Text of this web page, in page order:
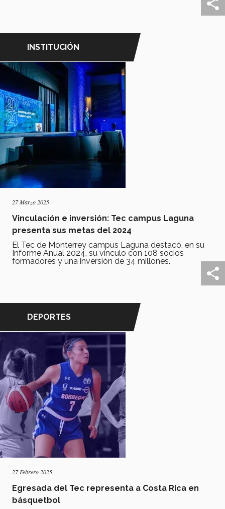
INSTITUCIÓN
27 Marzo 2025
Vinculación e inversión: Tec campus Laguna
presenta sus metas del 2024
El Tec de Monterrey campus Laguna destacó, en su
Informe Anual 2024, su vínculo con 108 socios
formadores y una inversión de 34 millones.
DEPORTES
27 Febrero 2025
Egresada del Tec representa a Costa Rica en
básquetbol